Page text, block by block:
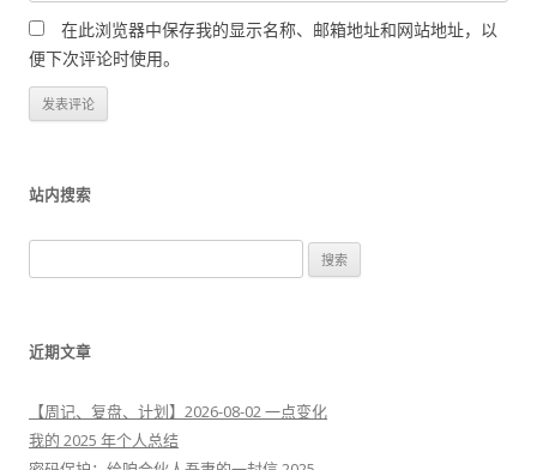
在此浏览器中保存我的显示名称、邮箱地址和网站地址，以
便下次评论时使用。
站内搜索
索
近期文章
【周记、复盘、计划】2026-08-02 一点变化
我的 2025 年个人总结